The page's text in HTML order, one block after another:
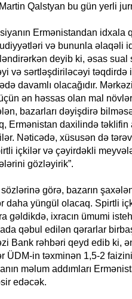
Qalstyan bu gün yerli
Ermənistandan idxala
və bununla əlaqəli
deyib ki, əsas sual
və sərtləşdiriləcəyi təqdirdə
davamlı olacağıdır.
ən həssas olan mal
bazarları dəyişdirə
Ermənistan daxilində təklifin
Nəticədə, xüsusən də
içkilər və çəyirdəkli
gözləyirik”.
görə, bazarın
daha yüngül olacaq. Spirtli
gəldikdə, ixracın ümumi
qəbul edilən qərarlar
Bank rəhbəri qeyd edib ki,
ÜDM-in təxminən 1,5-2
məlum addımları
edəcək.